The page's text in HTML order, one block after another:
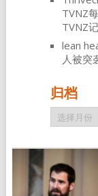
TVNZ
TVNZ
lean
人被突
归档
归
档